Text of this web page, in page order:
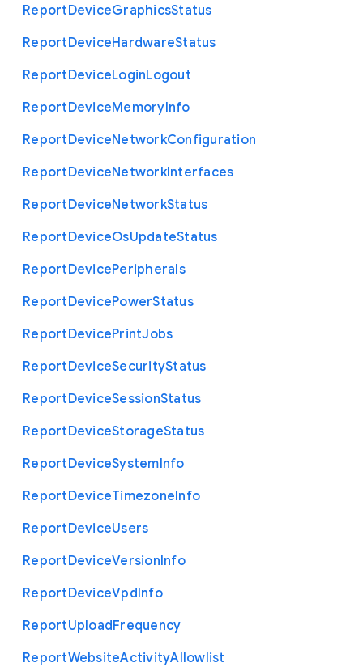
ReportDeviceGraphicsStatus
ReportDeviceHardwareStatus
ReportDeviceLoginLogout
ReportDeviceMemoryInfo
ReportDeviceNetworkConfiguration
ReportDeviceNetworkInterfaces
ReportDeviceNetworkStatus
ReportDeviceOsUpdateStatus
ReportDevicePeripherals
ReportDevicePowerStatus
ReportDevicePrintJobs
ReportDeviceSecurityStatus
ReportDeviceSessionStatus
ReportDeviceStorageStatus
ReportDeviceSystemInfo
ReportDeviceTimezoneInfo
ReportDeviceUsers
ReportDeviceVersionInfo
ReportDeviceVpdInfo
ReportUploadFrequency
ReportWebsiteActivityAllowlist